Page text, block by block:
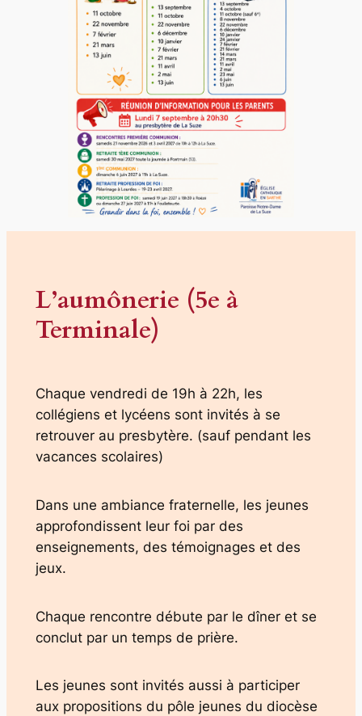
L’aumônerie (5e à
Terminale)
Chaque vendredi de 19h à 22h, les
collégiens et lycéens sont invités à se
retrouver au presbytère. (sauf pendant les
vacances scolaires)
Dans une ambiance fraternelle, les jeunes
approfondissent leur foi par des
enseignements, des témoignages et des
jeux.
Chaque rencontre débute par le dîner et se
conclut par un temps de prière.
Les jeunes sont invités aussi à participer
aux propositions du pôle jeunes du diocèse